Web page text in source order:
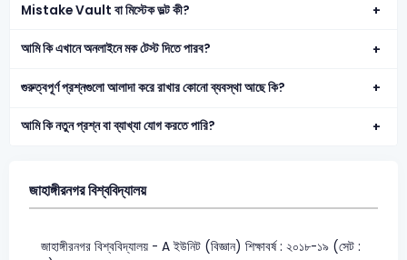
Mistake Vault বা মিস্টেক ভল্ট কী?
আমি কি এখানে অনলাইনে মক টেস্ট দিতে পারব?
গুরুত্বপূর্ণ প্রশ্নগুলো আলাদা করে রাখার কোনো ব্যবস্থা আছে কি?
আমি কি নতুন প্রশ্ন বা ব্যাখ্যা যোগ করতে পারি?
জাহাঙ্গীরনগর বিশ্ববিদ্যালয়
জাহাঙ্গীরনগর বিশ্ববিদ্যালয় - A ইউনিট (বিজ্ঞান) শিক্ষাবর্ষ : ২০১৮-১৯ (সেট :